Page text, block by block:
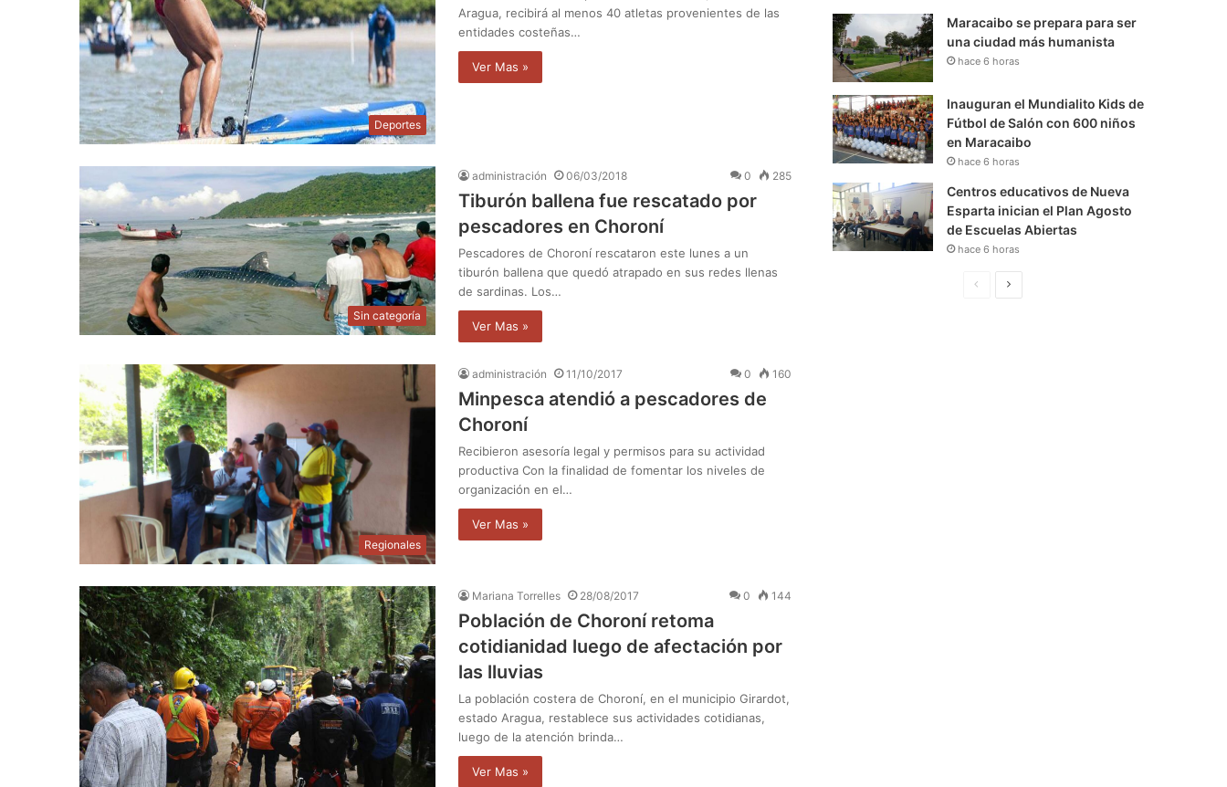
Deportes
Aragua, recibirá al menos 40 atletas provenientes de las
entidades costeñas…
Ver Mas »
Sin categoría
administración 06/03/2018 0 285
Tiburón ballena fue rescatado por
pescadores en Choroní
Pescadores de Choroní rescataron este lunes a un
tiburón ballena que quedó atrapado en sus redes llenas
de sardinas. Los…
Ver Mas »
Regionales
administración 11/10/2017 0 160
Minpesca atendió a pescadores de
Choroní
Recibieron asesoría legal y permisos para su actividad
productiva Con la finalidad de fomentar los niveles de
organización en el…
Ver Mas »
Mariana Torrelles 28/08/2017 0 144
Población de Choroní retoma
cotidianidad luego de afectación por
las lluvias
La población costera de Choroní, en el municipio Girardot,
estado Aragua, restablece sus actividades cotidianas,
luego de la atención brinda…
Ver Mas »
Maracaibo se prepara para ser
una ciudad más humanista
hace 6 horas
Inauguran el Mundialito Kids de
Fútbol de Salón con 600 niños
en Maracaibo
hace 6 horas
Centros educativos de Nueva
Esparta inician el Plan Agosto
de Escuelas Abiertas
hace 6 horas
S